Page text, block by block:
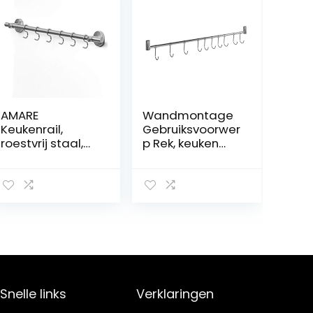
AMARE
Keukenrail,
roestvrij staal,
Wandmontage
Gebruiksvoorwer
p Rek, keuken
haken, RVS
Snelle links Verklaringen